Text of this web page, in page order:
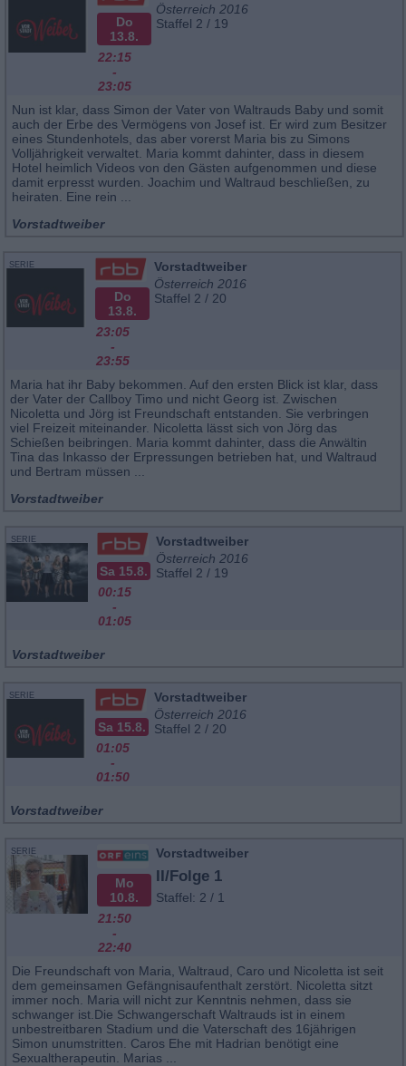
Do
13.8.
22:15
-
23:05
Österreich 2016
Staffel 2 / 19
Nun ist klar, dass Simon der Vater von Waltrauds Baby und somit
auch der Erbe des Vermögens von Josef ist. Er wird zum Besitzer
eines Stundenhotels, das aber vorerst Maria bis zu Simons
Volljährigkeit verwaltet. Maria kommt dahinter, dass in diesem
Hotel heimlich Videos von den Gästen aufgenommen und diese
damit erpresst wurden. Joachim und Waltraud beschließen, zu
heiraten. Eine rein ...
Vorstadtweiber
SERIE
Do
13.8.
23:05
-
23:55
Vorstadtweiber
Österreich 2016
Staffel 2 / 20
Maria hat ihr Baby bekommen. Auf den ersten Blick ist klar, dass
der Vater der Callboy Timo und nicht Georg ist. Zwischen
Nicoletta und Jörg ist Freundschaft entstanden. Sie verbringen
viel Freizeit miteinander. Nicoletta lässt sich von Jörg das
Schießen beibringen. Maria kommt dahinter, dass die Anwältin
Tina das Inkasso der Erpressungen betrieben hat, und Waltraud
und Bertram müssen ...
Vorstadtweiber
SERIE
Sa 15.8.
00:15
-
01:05
Vorstadtweiber
Österreich 2016
Staffel 2 / 19
Vorstadtweiber
SERIE
Sa 15.8.
01:05
-
01:50
Vorstadtweiber
Österreich 2016
Staffel 2 / 20
Vorstadtweiber
SERIE
Mo
10.8.
21:50
-
22:40
Vorstadtweiber
II/Folge 1
Staffel: 2 / 1
Die Freundschaft von Maria, Waltraud, Caro und Nicoletta ist seit
dem gemeinsamen Gefängnisaufenthalt zerstört. Nicoletta sitzt
immer noch. Maria will nicht zur Kenntnis nehmen, dass sie
schwanger ist.Die Schwangerschaft Waltrauds ist in einem
unbestreitbaren Stadium und die Vaterschaft des 16jährigen
Simon unumstritten. Caros Ehe mit Hadrian benötigt eine
Sexualtherapeutin. Marias ...